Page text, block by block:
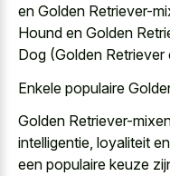
en Golden Retriever-
Hound en Golden
Dog (Golden
Enkele populaire
Golden Retriever-
intelligentie, loyaliteit
een populaire keuze